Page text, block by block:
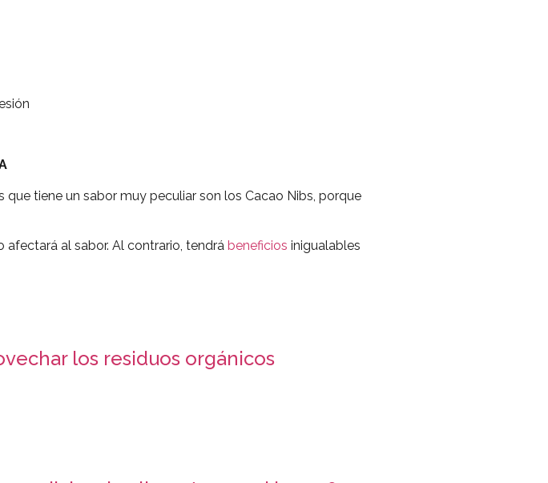
tiene un sabor muy peculiar son los Cacao Nibs, porque
al sabor. Al contrario, tendrá beneficios inigualables
los residuos orgánicos